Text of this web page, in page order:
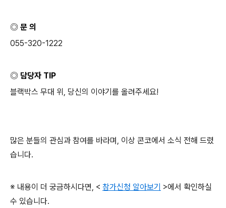
◎ 문 의
055-320-1222
◎ 담당자 TIP
블랙박스 무대 위 , 당신의 이야기를 올려주세요!
많은 분들의 관심과 참여를 바라며, 이상 콘코에서 소식 전해 드렸
습니다.
※ 내용이 더 궁금하시다면, < 참가신청 알아보기 >에서 확인하실
수 있습니다.